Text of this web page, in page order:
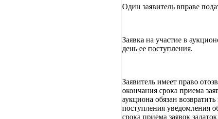
Один заявитель вправе
Заявка на участие в
день ее поступления.
Заявитель имеет право
окончания срока приема
аукциона обязан
поступления уведомления
срока приема заявок